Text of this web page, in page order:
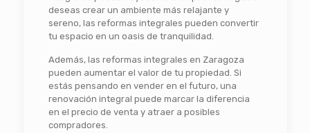
deseas crear un ambiente más relajante y
sereno, las reformas integrales pueden convertir
tu espacio en un oasis de tranquilidad.
Además, las reformas integrales en Zaragoza
pueden aumentar el valor de tu propiedad. Si
estás pensando en vender en el futuro, una
renovación integral puede marcar la diferencia
en el precio de venta y atraer a posibles
compradores.